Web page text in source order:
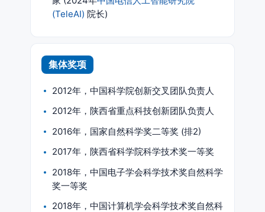
(TeleAI) 院长)
集体奖项
2012年，中国科学院创新交叉团队负责人
2012年，陕西省重点科技创新团队负责人
2016年，国家自然科学奖二等奖 (排2)
2017年，陕西省科学院科学技术奖一等奖
2018年，中国电子学会科学技术奖自然科学
奖一等奖
2018年，中国计算机学会科学技术奖自然科